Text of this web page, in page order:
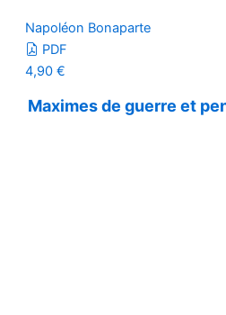
Napoléon Bonaparte
PDF
4,90 €
Maximes de guerre et